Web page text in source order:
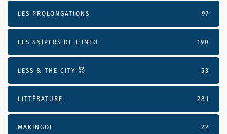
LES PROLONGATIONS 97
LES SNIPERS DE L’INFO 190
LESS & THE CITY 😈 53
LITTÉRATURE 281
MAKINGOF 22